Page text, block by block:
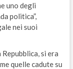
uno degli
politica”,
nei suoi
si era
quelle cadute su